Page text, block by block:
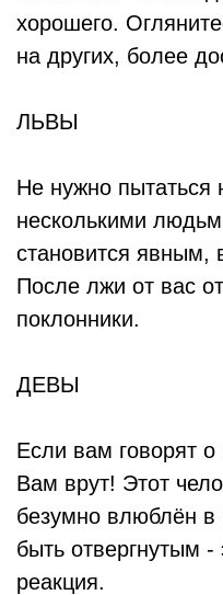
хорошего.
на других, более
ЛЬВЫ
Не нужно пытаться
несколькими
становится явным,
После лжи от вас
поклонники.
ДЕВЫ
Если вам говорят о
Вам врут! Этот
безумно влюблён в
быть отвергнутым -
реакция.